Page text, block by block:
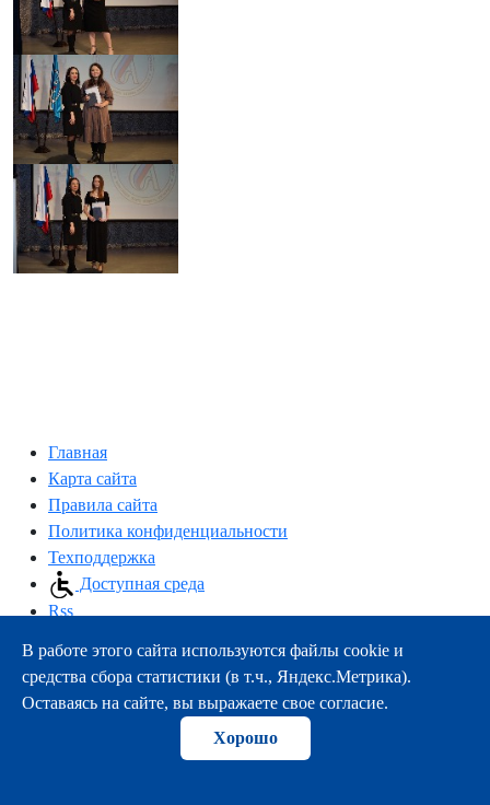
Главная
Карта сайта
Правила сайта
Политика конфиденциальности
Техподдержка
Доступная среда
Rss
163000, г.Архангельск, пр-т Троицкий, 51
тел.:+7 (8182) 21-11-63
e-mail:info@nsmu.ru
© ФГБОУ ВО СГМУ (г. Архангельск) Минздрава России
В работе этого сайта используются файлы cookie и
средства сбора статистики (в т.ч., Яндекс.Метрика).
Оставаясь на сайте, вы выражаете свое согласие.
Хорошо